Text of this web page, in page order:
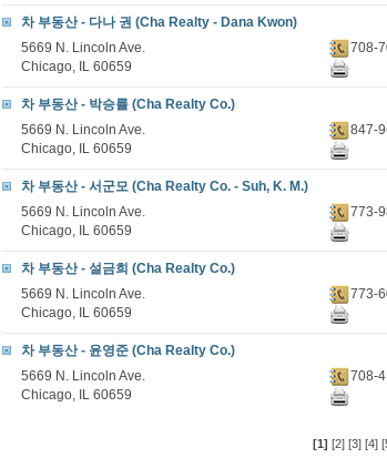
차 부동산 - 다나 권 (Cha Realty - Dana Kwon)
5669 N. Lincoln Ave.
Chicago, IL 60659
708-
차 부동산 - 박승률 (Cha Realty Co.)
5669 N. Lincoln Ave.
Chicago, IL 60659
847-
차 부동산 - 서군모 (Cha Realty Co. - Suh, K. M.)
5669 N. Lincoln Ave.
Chicago, IL 60659
773-
차 부동산 - 설금희 (Cha Realty Co.)
5669 N. Lincoln Ave.
Chicago, IL 60659
773-
차 부동산 - 윤영준 (Cha Realty Co.)
5669 N. Lincoln Ave.
Chicago, IL 60659
708-
[1] [2] [3] [4]